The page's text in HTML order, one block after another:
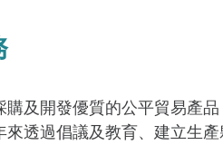
購及開發優質的公平貿易產
來透過倡議及教育、建立生